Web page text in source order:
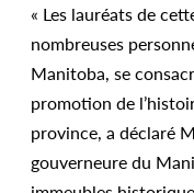
« Les lauréats de
nombreuses
Manitoba, se
promotion de
province, a déclaré
gouverneure du